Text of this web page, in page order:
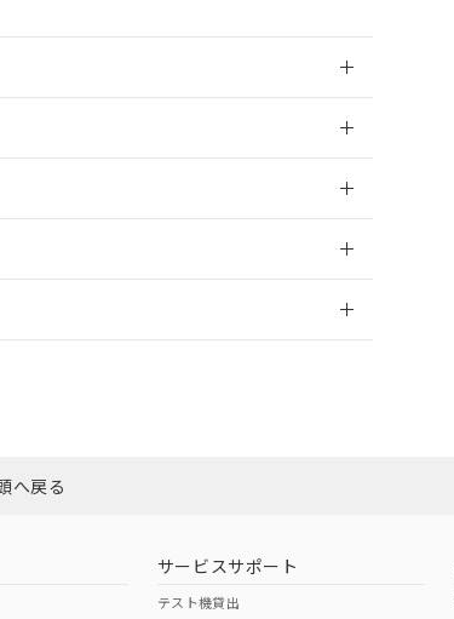
へ戻る
サービスサポート
テスト機貸出